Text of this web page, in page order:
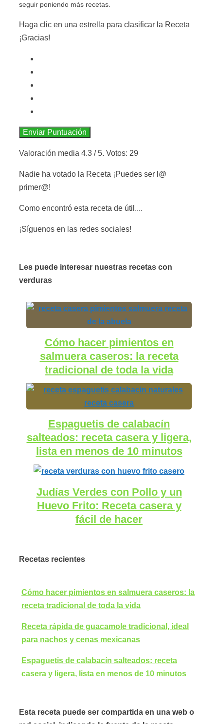
seguir poniendo más recetas.
Haga clic en una estrella para clasificar la Receta
¡Gracias!
Enviar Puntuación
Valoración media 4.3 / 5. Votos: 29
Nadie ha votado la Receta ¡Puedes ser l@
primer@!
Como encontró esta receta de útil....
¡Síguenos en las redes sociales!
Les puede interesar nuestras recetas con
verduras
Cómo hacer pimientos en
salmuera caseros: la receta
tradicional de toda la vida
Espaguetis de calabacín
salteados: receta casera y ligera,
lista en menos de 10 minutos
Judías Verdes con Pollo y un
Huevo Frito: Receta casera y
fácil de hacer
Recetas recientes
Cómo hacer pimientos en salmuera caseros: la
receta tradicional de toda la vida
Receta rápida de guacamole tradicional, ideal
para nachos y cenas mexicanas
Espaguetis de calabacín salteados: receta
casera y ligera, lista en menos de 10 minutos
Esta receta puede ser compartida en una web o